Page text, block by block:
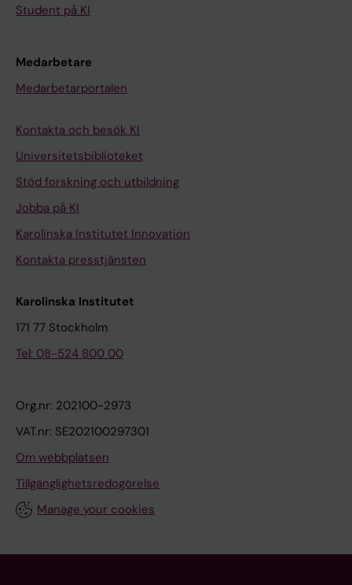
Student på KI
Medarbetare
Medarbetarportalen
Kontakta och besök KI
Universitetsbiblioteket
Stöd forskning och utbildning
Jobba på KI
Karolinska Institutet Innovation
Kontakta presstjänsten
Karolinska Institutet
171 77 Stockholm
Tel: 08-524 800 00
Org.nr: 202100-2973
VAT.nr: SE202100297301
Om webbplatsen
Tillgänglighetsredogörelse
Manage your cookies